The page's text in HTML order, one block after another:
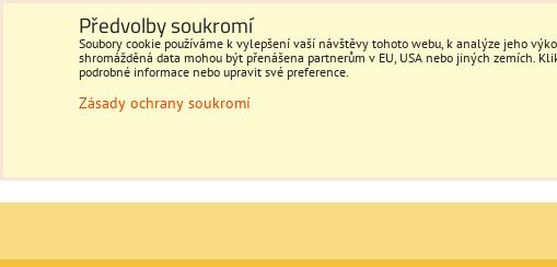
Předvolby soukromí
Soubory cookie používáme k vylepšení vaší návštěvy tohoto webu, k analýze jeho
shromážděná data mohou být přenášena partnerům v EU, USA nebo jiných zemích.
podrobné informace nebo upravit své preference.
Zásady ochrany soukromí